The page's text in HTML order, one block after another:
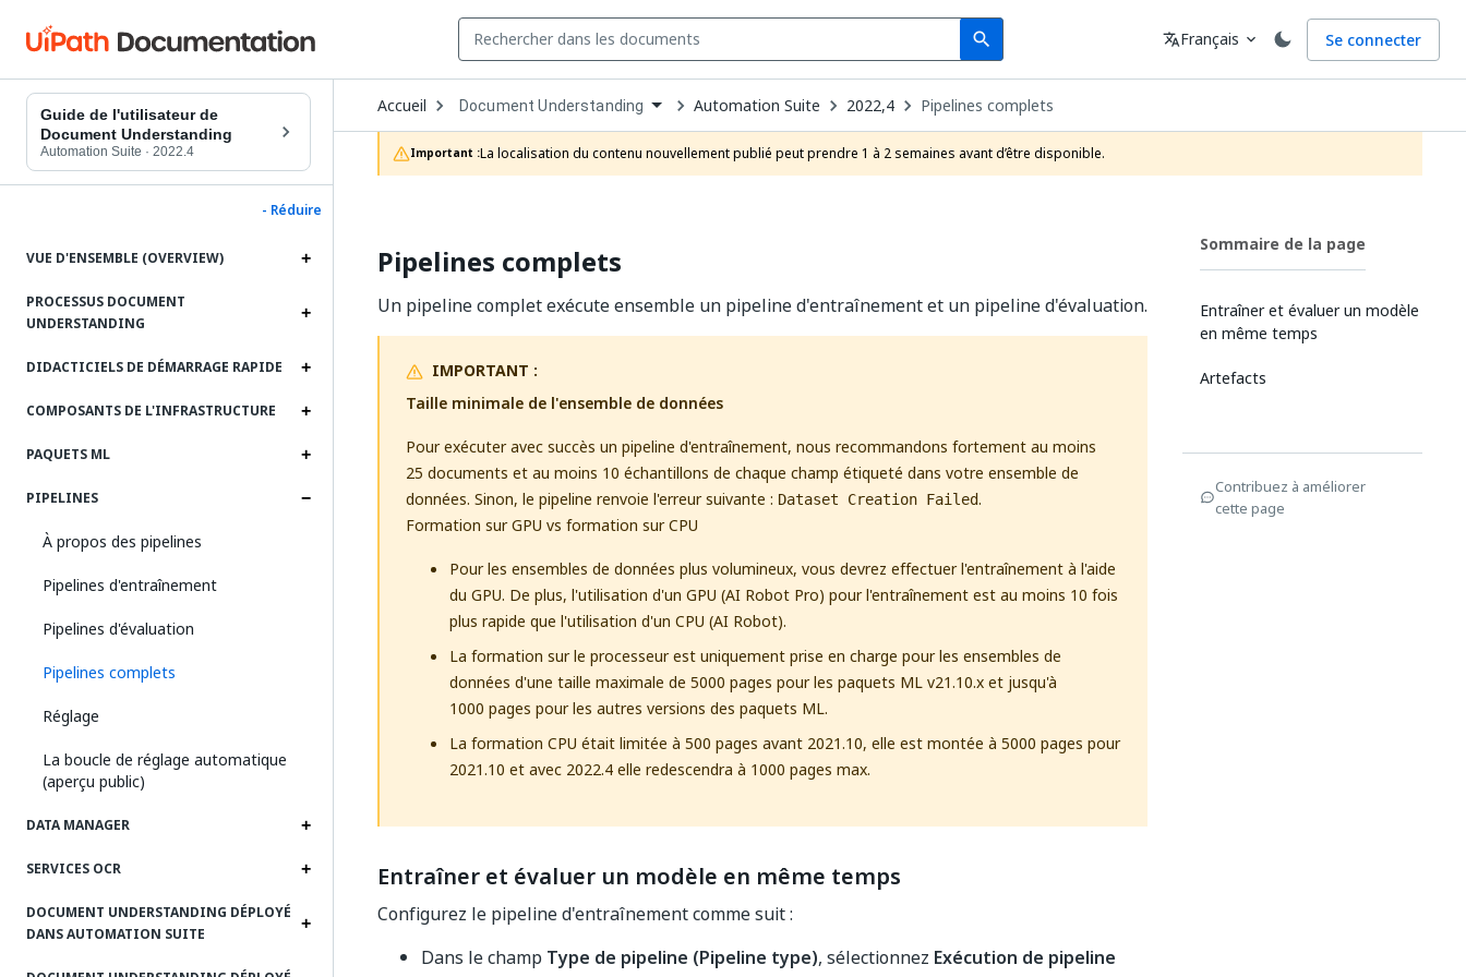
search
Search Langue
translateFrançais expand_more Se connecter
Guide de l'utilisateur de
Document Understanding
Automation Suite · 2022.4
- Réduire
VUE D'ENSEMBLE (OVERVIEW)
PROCESSUS DOCUMENT
UNDERSTANDING
DIDACTICIELS DE DÉMARRAGE RAPIDE
COMPOSANTS DE L'INFRASTRUCTURE
PAQUETS ML
PIPELINES
À propos des pipelines
Pipelines d'entraînement
Pipelines d'évaluation
Pipelines complets
Réglage
La boucle de réglage automatique
(aperçu public)
DATA MANAGER
SERVICES OCR
DOCUMENT UNDERSTANDING DÉPLOYÉ
DANS AUTOMATION SUITE
Accueil Open
Dropdown
to
choose
product
Document Understanding Automation Suite 2022,4 Pipelines complets
Important :La localisation du contenu nouvellement publié peut prendre 1 à 2 semaines avant d’être disponible.
Pipelines complets
Un pipeline complet exécute ensemble un pipeline d'entraînement et un pipeline d'évaluation.
IMPORTANT :
Taille minimale de l'ensemble de données
Pour exécuter avec succès un pipeline d'entraînement, nous recommandons fortement au moins
25 documents et au moins 10 échantillons de chaque champ étiqueté dans votre ensemble de
données. Sinon, le pipeline renvoie l'erreur suivante : Dataset Creation Failed.
Formation sur GPU vs formation sur CPU
Pour les ensembles de données plus volumineux, vous devrez effectuer l'entraînement à l'aide
du GPU. De plus, l'utilisation d'un GPU (AI Robot Pro) pour l'entraînement est au moins 10 fois
plus rapide que l'utilisation d'un CPU (AI Robot).
La formation sur le processeur est uniquement prise en charge pour les ensembles de
données d'une taille maximale de 5000 pages pour les paquets ML v21.10.x et jusqu'à
1000 pages pour les autres versions des paquets ML.
La formation CPU était limitée à 500 pages avant 2021.10, elle est montée à 5000 pages pour
2021.10 et avec 2022.4 elle redescendra à 1000 pages max.
Entraîner et évaluer un modèle en même temps
Configurez le pipeline d'entraînement comme suit :
Dans le champ Type de pipeline (Pipeline type), sélectionnez Exécution de pipeline
Sommaire de la page
Entraîner et évaluer un modèle
en même temps
Artefacts
Contribuez à améliorer
cette page